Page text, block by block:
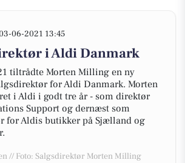
06-2021 13:45
i Aldi Danmark
tiltrådte Morten Milling en ny
for Aldi Danmark. Morten
i Aldi i godt tre år - som direktør
Support og dernæst som
for Aldis butikker på Sjælland og
// Foto: Salgsdirektør Morten Milling